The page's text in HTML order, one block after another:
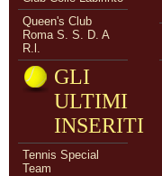
Queen's Club
Roma S. S. D. A
R.l.
GLI
ULTIMI
INSERITI
Tennis Special
Team